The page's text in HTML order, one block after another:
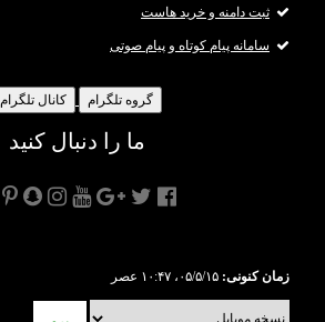
ثبت دامنه و خرید هاست
سامانه پیام کوتاه و پیام صوتی
گروه تلگرام کانال تلگرام
ما را دنبال کنید
زمان کنونی: ۰۵/۵/۱۵، ۱۰:۴۷ عصر